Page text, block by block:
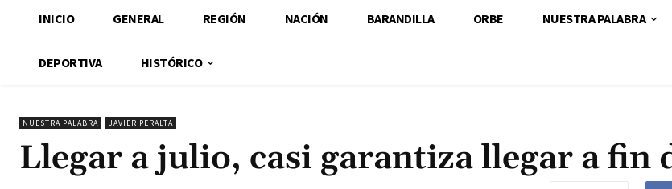
INICIO GENERAL REGIÓN NACIÓN BARANDILLA ORBE NUESTRA PALABRA
DEPORTIVA HISTÓRICO
NUESTRA PALABRA JAVIER PERALTA
Llegar a julio, casi garantiza llegar a fin